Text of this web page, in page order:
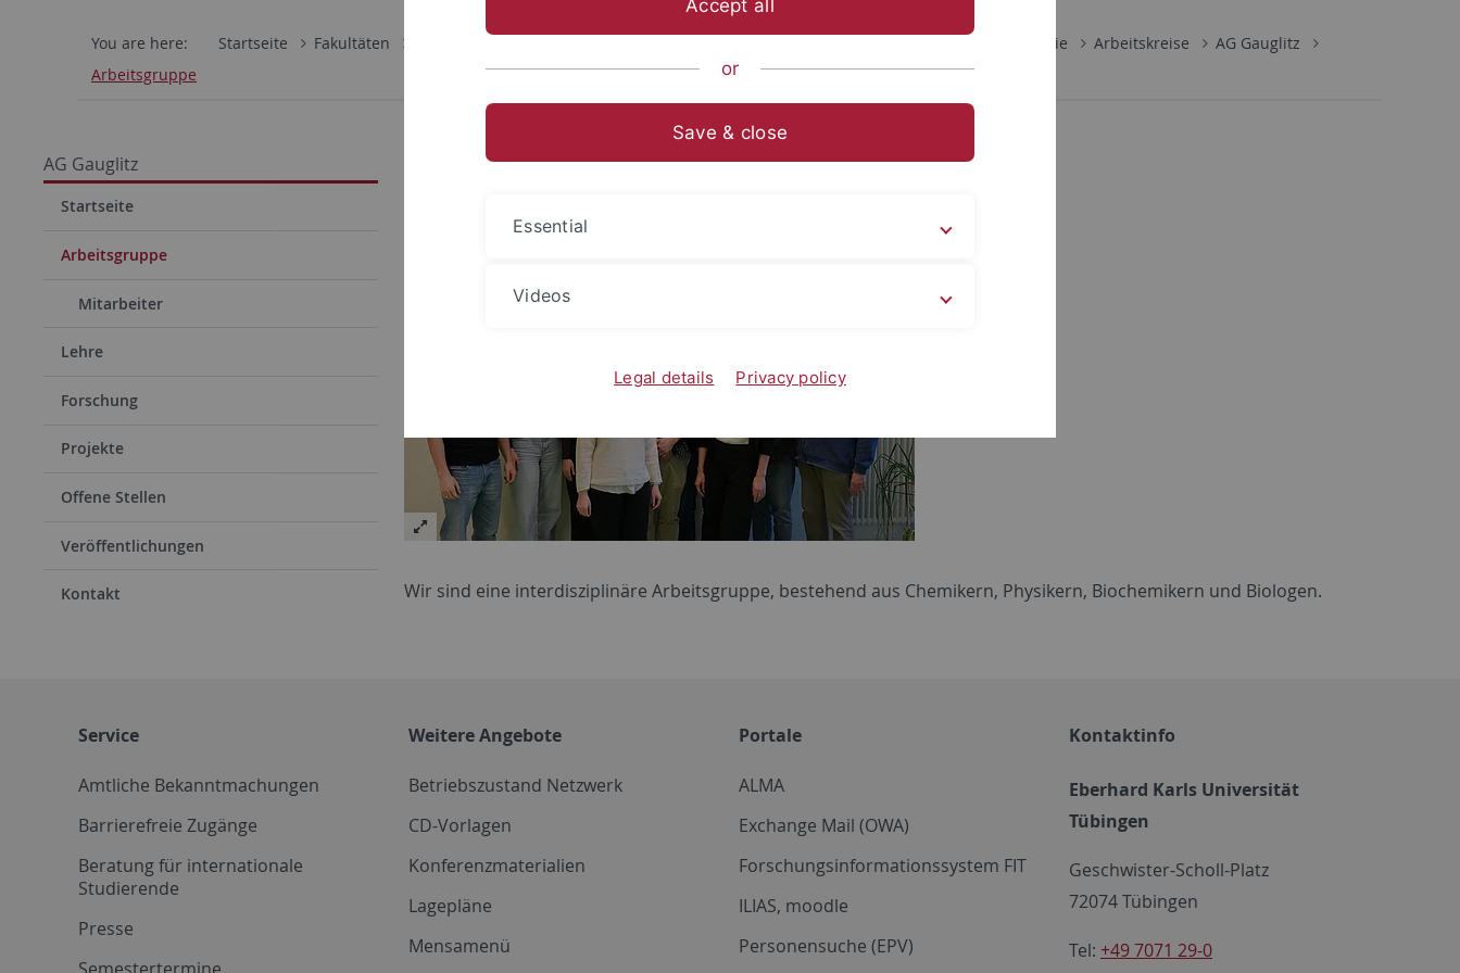
You are here: Startseite Fakultäten Physikalische Chemie Arbeitskreise
AG Gauglitz
Arbeitsgruppe
AG Gauglitz
Startseite
Arbeitsgruppe
Mitarbeiter
Lehre
Forschung
Projekte
Offene Stellen
Veröffentlichungen
Kontakt
AK Gauglitz - Optische Spektroskopie
AK Gauglitz
Wir sind eine interdisziplinäre Arbeitsgruppe, bestehend aus Chemikern, Physikern, Biochemikern und Biologen.
Service
Amtliche Bekanntmachungen
Barrierefreie Zugänge
Beratung für internationale
Studierende
Presse
Weitere Angebote
Betriebszustand Netzwerk
CD-Vorlagen
Konferenzmaterialien
Lagepläne
Mensamenü
Portale
ALMA
Exchange Mail (OWA)
Forschungsinformationssystem FIT
ILIAS, moodle
Personensuche (EPV)
Kontaktinfo
Eberhard Karls Universität
Tübingen
Geschwister-Scholl-Platz
72074 Tübingen
Tel: +49 7071 29-0
Accept all
or
Save & close
Essential
Videos
Legal details Privacy policy